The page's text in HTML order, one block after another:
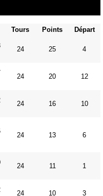
Tours Points Départ
24 25 4
24 20 12
24 16 10
24 13 6
24 11 1
24 10 3